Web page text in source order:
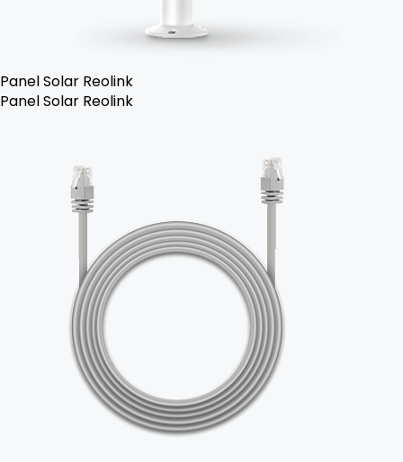
Panel Solar Reolink
Panel Solar Reolink